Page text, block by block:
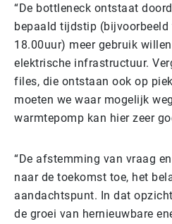
“De bottleneck ontstaat
bepaald tijdstip (bijvoorbeeld
18.00uur) meer gebruik
elektrische infrastructuur.
files, die ontstaan ook op
moeten we waar mogelijk
warmtepomp kan hier zeer
“De afstemming van vraag
naar de toekomst toe, het
aandachtspunt. In dat
de groei van hernieuwbare